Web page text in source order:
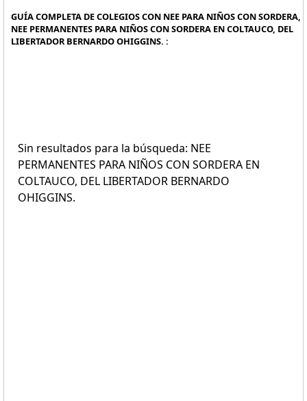
GUÍA COMPLETA DE COLEGIOS CON NEE PARA NIÑOS CON SORDERA,
NEE PERMANENTES PARA NIÑOS CON SORDERA EN COLTAUCO, DEL
LIBERTADOR BERNARDO OHIGGINS. :
Sin resultados para la búsqueda: NEE
PERMANENTES PARA NIÑOS CON SORDERA EN
COLTAUCO, DEL LIBERTADOR BERNARDO
OHIGGINS.